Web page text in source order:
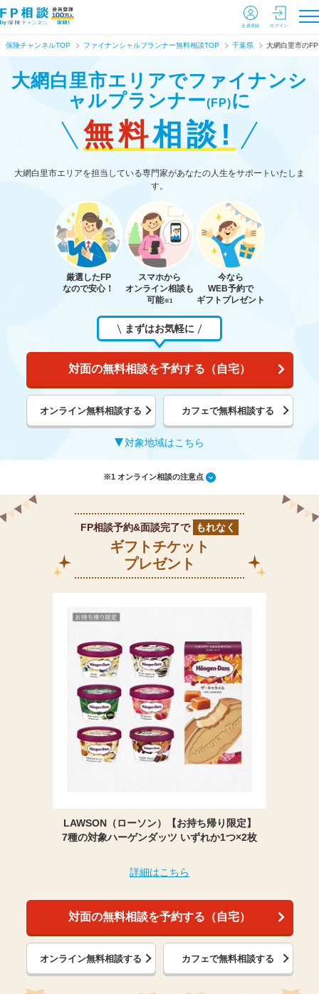
会員登録 ログイン
保険チャンネルTOP ファイナンシャルプランナー無料相談TOP 千葉県 大網白里市の
大網白里市エリアでファイナンシ
ャルプランナー(FP)に
無料相談!
大網白里市エリアを担当している専門家があなたの人生をサポートいたしま
す。
厳選したFP
なので安心！
スマホから
オンライン相談も
可能※1
今なら
WEB予約で
ギフトプレゼント
まずはお気軽に
対面の無料相談を予約する（自宅）
オンライン無料相談する カフェで無料相談する
対象地域はこちら
※1 オンライン相談の注意点
FP相談予約&面談完了で もれなく
ギフトチケット
プレゼント
LAWSON（ローソン）【お持ち帰り限定】
7種の対象ハーゲンダッツ いずれか1つ×2枚
詳細はこちら
対面の無料相談を予約する（自宅）
オンライン無料相談する カフェで無料相談する